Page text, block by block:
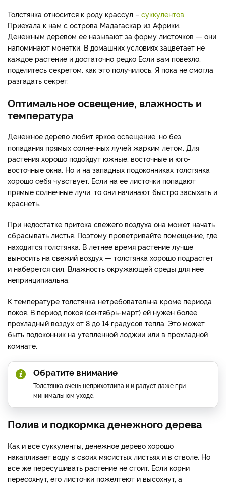
Толстянка относится к роду крассул – суккулентов
Приехала к нам с острова Мадагаскар из Африки.
Денежным деревом ее называют за форму листочков — они
напоминают монетки. В домашних условиях зацветает не
каждое растение и достаточно редко Если вам повезло,
поделитесь секретом. как это получилось. Я пока не смогла
разгадать секрет.
Оптимальное освещение, влажность и
температура
Денежное дерево любит яркое освещение, но без
попадания прямых солнечных лучей жарким летом. Для
растения хорошо подойдут южные, восточные и юго-
восточные окна. Но и на западных подоконниках толстянка
хорошо себя чувствует. Если на ее листочки попадают
прямые солнечные лучи, то они начинают быстро засыхать и
краснеть.
При недостатке притока свежего воздуха она может начать
сбрасывать листья. Поэтому проветривайте помещение, где
находится толстянка. В летнее время растение лучше
выносить на свежий воздух — толстянка хорошо подрастет
и наберется сил. Влажность окружающей среды для нее
непринципиальна.
К температуре толстянка нетребовательна кроме периода
покоя. В период покоя (сентябрь-март) ей нужен более
прохладный воздух от 8 до 14 градусов тепла. Это может
быть подоконник на утепленной лоджии или в прохладной
комнате.
Обратите внимание
Толстянка очень неприхотлива и и радует даже при
минимальном уходе.
Полив и подкормка денежного дерева
Как и все суккуленты, денежное дерево хорошо
накапливает воду в своих мясистых листьях и в стволе. Но
все же пересушивать растение не стоит. Если корни
пересохнут, его листочки пожелтеют и высохнут, а